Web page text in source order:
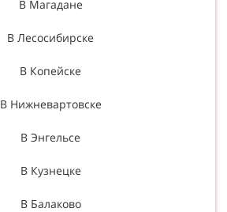
В Магадане
В Лесосибирске
В Копейске
В Нижневартовске
В Энгельсе
В Кузнецке
В Балаково